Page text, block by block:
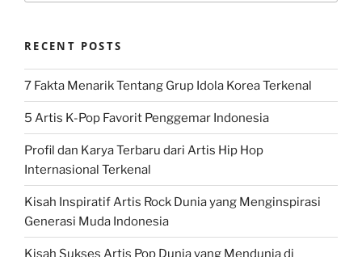
RECENT POSTS
7 Fakta Menarik Tentang Grup Idola Korea Terkenal
5 Artis K-Pop Favorit Penggemar Indonesia
Profil dan Karya Terbaru dari Artis Hip Hop
Internasional Terkenal
Kisah Inspiratif Artis Rock Dunia yang Menginspirasi
Generasi Muda Indonesia
Kisah Sukses Artis Pop Dunia yang Mendunia di